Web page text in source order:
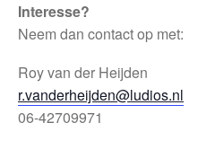
Interesse?
Neem dan contact op met:
Roy van der Heijden
r.vanderheijden@ludios.nl
06-42709971